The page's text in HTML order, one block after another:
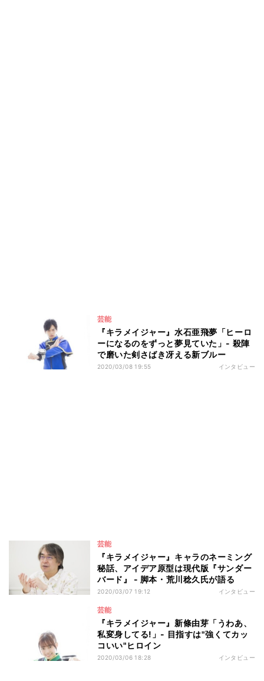
芸能
『キラメイジャー』水石亜飛夢「ヒーロ
ーになるのをずっと夢見ていた」- 殺陣
で磨いた剣さばき冴える新ブルー
2020/03/08 19:55 インタビュー
芸能
『キラメイジャー』キャラのネーミング
秘話、アイデア原型は現代版『サンダー
バード』 - 脚本・荒川稔久氏が語る
2020/03/07 19:12 インタビュー
芸能
『キラメイジャー』新條由芽「うわあ、
私変身してる!」- 目指すは"強くてカッ
コいい"ヒロイン
2020/03/06 18:28 インタビュー